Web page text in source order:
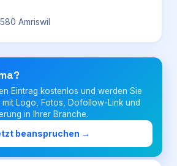
Login
Firma eintragen
Amriswil
Eintrag kostenlos und werden Sie
mit Logo, Fotos, Dofollow-Link und
in Ihrer Branche.
beanspruchen →